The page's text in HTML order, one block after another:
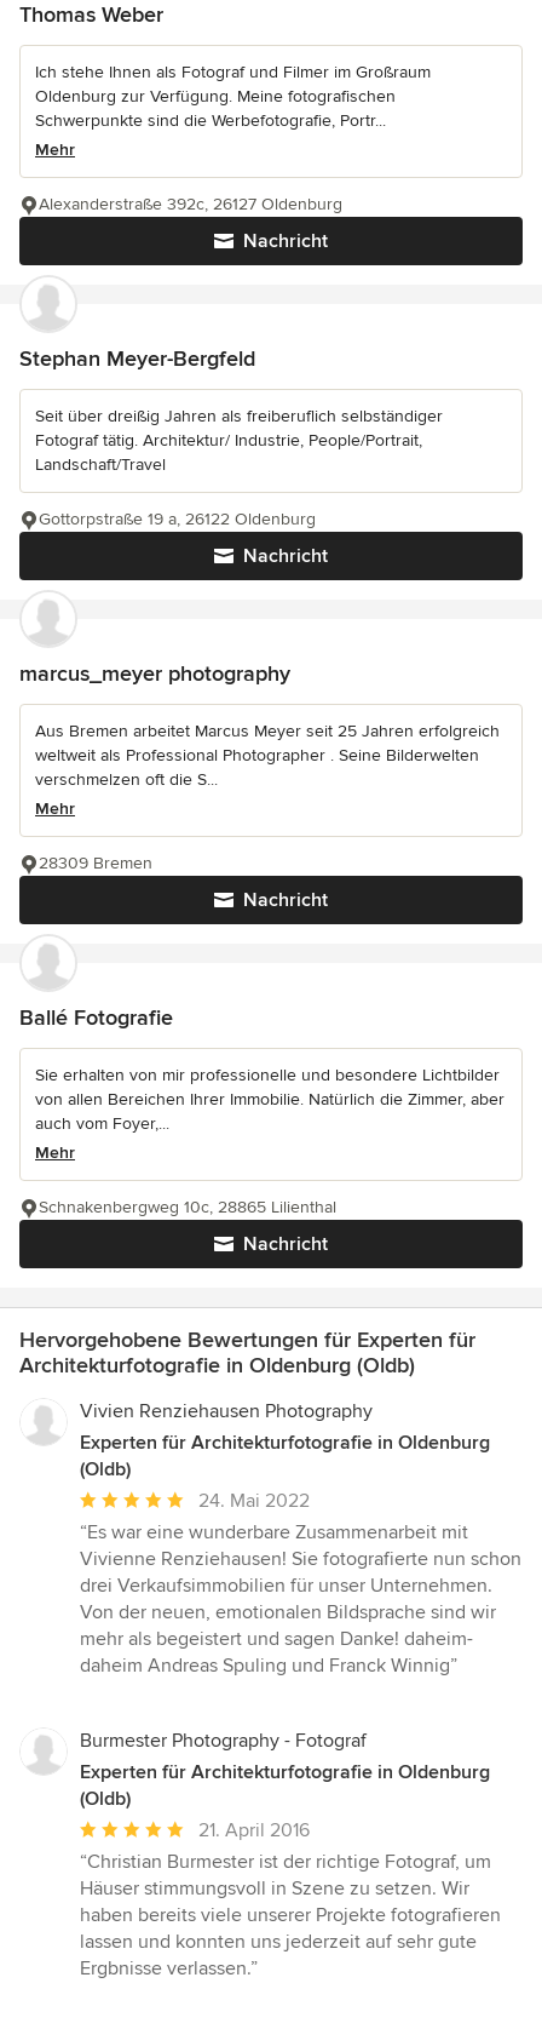
Thomas Weber
Ich stehe Ihnen als Fotograf und Filmer im Großraum
Oldenburg zur Verfügung. Meine fotografischen
Schwerpunkte sind die Werbefotografie, Portr...
Mehr
Nachricht
Alexanderstraße 392c, 26127 Oldenburg
Stephan Meyer-Bergfeld
Seit über dreißig Jahren als freiberuflich selbständiger
Fotograf tätig. Architektur/ Industrie, People/Portrait,
Landschaft/Travel
Nachricht
Gottorpstraße 19 a, 26122 Oldenburg
marcus_meyer photography
Aus Bremen arbeitet Marcus Meyer seit 25 Jahren erfolgreich
weltweit als Professional Photographer . Seine Bilderwelten
verschmelzen oft die S...
Mehr
Nachricht
28309 Bremen
Ballé Fotografie
Sie erhalten von mir professionelle und besondere Lichtbilder
von allen Bereichen Ihrer Immobilie. Natürlich die Zimmer, aber
auch vom Foyer,...
Mehr
Nachricht
Schnakenbergweg 10c, 28865 Lilienthal
Hervorgehobene Bewertungen für Experten für
Architekturfotografie in Oldenburg (Oldb)
Vivien Renziehausen Photography
Experten für Architekturfotografie in Oldenburg
(Oldb)
Durchschnittliche
Bewertung:
5
von
5
Sternen
24. Mai 2022
“Es war eine wunderbare Zusammenarbeit mit
Vivienne Renziehausen! Sie fotografierte nun schon
drei Verkaufsimmobilien für unser Unternehmen.
Von der neuen, emotionalen Bildsprache sind wir
mehr als begeistert und sagen Danke! daheim-
daheim Andreas Spuling und Franck Winnig”
Burmester Photography - Fotograf
Experten für Architekturfotografie in Oldenburg
(Oldb)
Durchschnittliche
Bewertung:
5
von
5
Sternen
21. April 2016
“Christian Burmester ist der richtige Fotograf, um
Häuser stimmungsvoll in Szene zu setzen. Wir
haben bereits viele unserer Projekte fotografieren
lassen und konnten uns jederzeit auf sehr gute
Ergbnisse verlassen.”